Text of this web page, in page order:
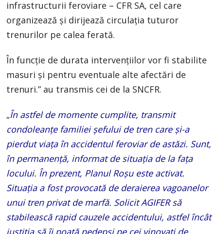
infrastructurii feroviare – CFR SA, cel care
organizează şi dirijează circulaţia tuturor
trenurilor pe calea ferată.
În funcție de durata intervențiilor vor fi stabilite
masuri și pentru eventuale alte afectări de
trenuri.” au transmis cei de la SNCFR.
„În astfel de momente cumplite, transmit
condoleanțe familiei șefului de tren care și-a
pierdut viața în accidentul feroviar de astăzi. Sunt,
în permanență, informat de situația de la fața
locului. În prezent, Planul Roșu este activat.
Situația a fost provocată de deraierea vagoanelor
unui tren privat de marfă. Solicit AGIFER să
stabilească rapid cauzele accidentului, astfel încât
justiția să îi poată pedepsi pe cei vinovați de